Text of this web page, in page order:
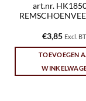
art.nr.
€3,85 Excl.
TOEVOEGEN